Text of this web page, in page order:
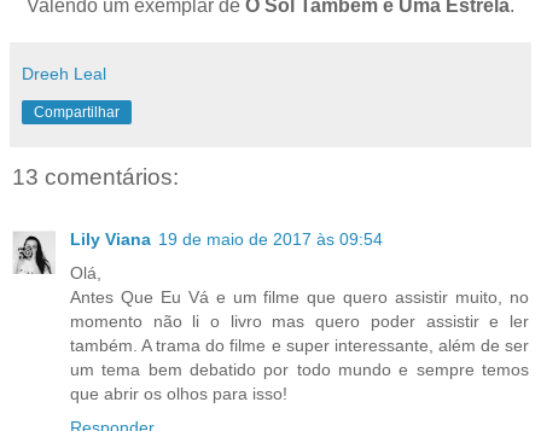
Valendo um exemplar de O Sol Também é Uma Estrela.
Dreeh Leal
Compartilhar
13 comentários:
Lily Viana 19 de maio de 2017 às 09:54
Olá,
Antes Que Eu Vá e um filme que quero assistir muito, no
momento não li o livro mas quero poder assistir e ler
também. A trama do filme e super interessante, além de ser
um tema bem debatido por todo mundo e sempre temos
que abrir os olhos para isso!